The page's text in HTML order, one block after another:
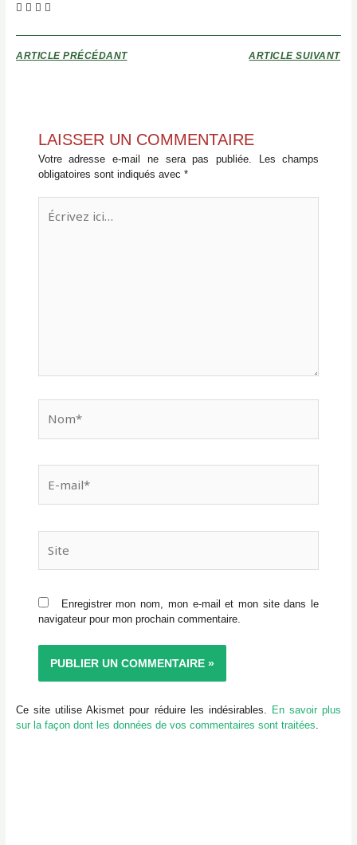
ARTICLE PRÉCÉDANT ARTICLE SUIVANT
LAISSER UN COMMENTAIRE
Votre adresse e-mail ne sera pas publiée.
Les champs
obligatoires sont indiqués avec *
ici…
mail*
Enregistrer mon nom, mon e-mail et mon site dans le
navigateur pour mon prochain commentaire.
Ce site utilise Akismet pour réduire les indésirables. En savoir plus
sur la façon dont les données de vos commentaires sont traitées